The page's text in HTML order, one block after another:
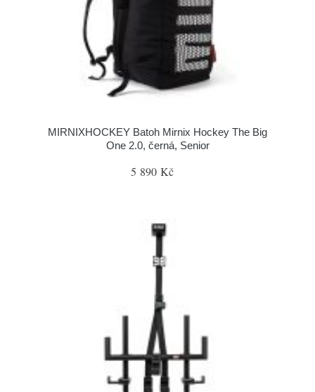
MIRNIXHOCKEY Batoh Mirnix Hockey The Big
One 2.0, černá, Senior
5 890 Kč